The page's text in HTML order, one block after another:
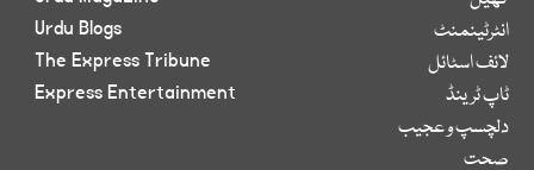
انٹرٹینمنٹ
لائف اسٹائل
ٹاپ ٹرینڈ
دلچسپ و عجیب
صحت
Urdu Blogs
The Express Tribune
Express Entertainment